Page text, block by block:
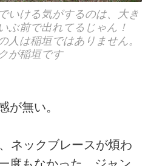
いける気がするのは、大き
ぶ前で出れてるじゃん！
人は稲垣ではありません。
が稲垣です
が無い。
ネックブレースが煩わ